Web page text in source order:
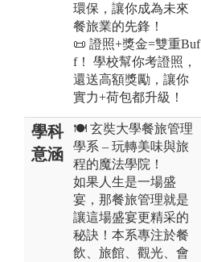
環保，讓你成為未來
餐旅業的先鋒！
📜 證照+獎金=雙重Buf
f！ 學校幫你考證照，
還送高額獎勵，讓你
實力+荷包都升級！
學科
意涵
🍽️ 玄奘大學餐旅管理
學系 – 玩轉美味與旅
程的魔法學院！
如果人生是一場盛
宴，那餐旅管理就是
讓這場盛宴更精采的
秘訣！本系專注於餐
飲、旅館、觀光、會